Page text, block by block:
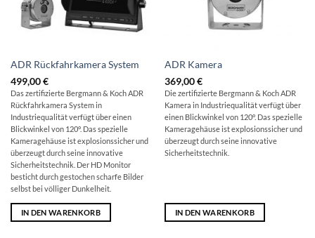
ADR Rückfahrkamera System
499,00€
Das zertifizierte Bergmann & Koch ADR
Rückfahrkamera System in
Industriequalität verfügt über einen
Blickwinkel von 120°. Das spezielle
Kameragehäuse ist explosionssicher und
überzeugt durch seine innovative
Sicherheitstechnik. Der HD Monitor
besticht durch gestochen scharfe Bilder
selbst bei völliger Dunkelheit.
IN DEN WARENKORB
ADR Kamera
369,00€
Die zertifizierte Bergmann & Koch ADR
Kamera in Industriequalität verfügt über
einen Blickwinkel von 120°. Das spezielle
Kameragehäuse ist explosionssicher und
überzeugt durch seine innovative
Sicherheitstechnik.
IN DEN WARENKORB